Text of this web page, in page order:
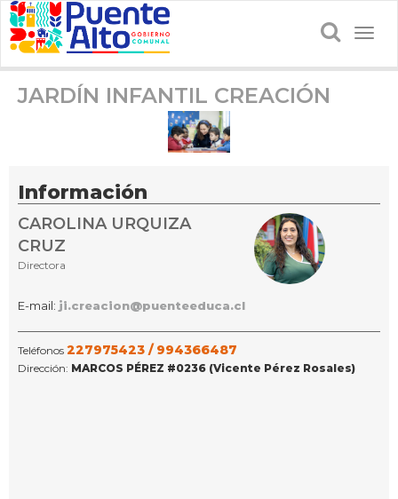
JARDÍN INFANTIL CREACIÓN
Información
CAROLINA URQUIZA
CRUZ
Directora
E-mail: ji.creacion@puenteeduca.cl
Teléfonos 227975423 / 994366487
Dirección: MARCOS PÉREZ #0236 (Vicente Pérez Rosales)